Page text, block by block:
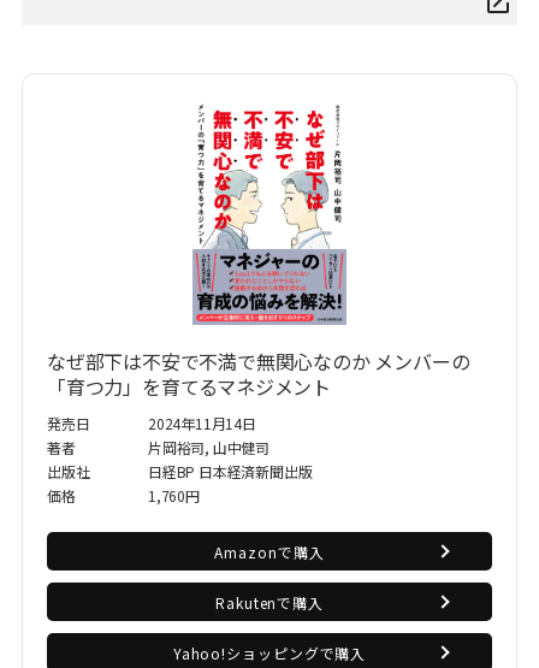
なぜ部下は不安で不満で無関心なのか メンバーの
「育つ力」を育てるマネジメント
発売日
2024年11月14日
著者
片岡裕司, 山中健司
出版社
日経BP 日本経済新聞出版
価格
1,760円
Amazonで購入
Rakutenで購入
Yahoo!ショッピングで購入